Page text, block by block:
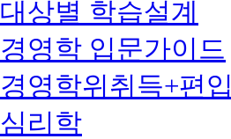
대상별 학습설계
경영학 입문가이드
경영학위취득+편입
심리학